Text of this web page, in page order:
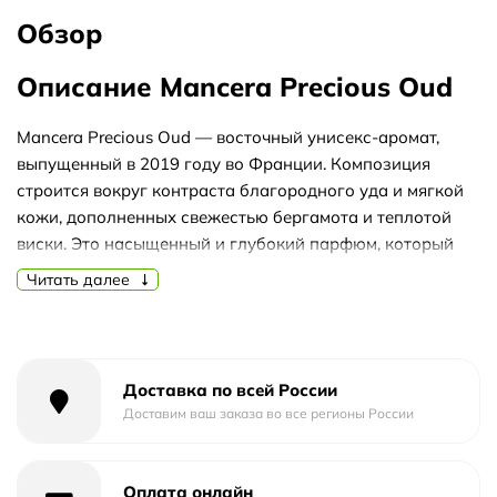
Обзор
Описание Mancera Precious Oud
Mancera Precious Oud — восточный унисекс-аромат,
выпущенный в 2019 году во Франции. Композиция
строится вокруг контраста благородного уда и мягкой
кожи, дополненных свежестью бергамота и теплотой
виски. Это насыщенный и глубокий парфюм, который
лучше всего раскрывается в прохладную погоду,
поэтому особенно уместен осенью и в вечернее время.
виски. В сердце распускаются роза, пачули, фиалка,
магнолия и неожиданный аккорд тирамису,
Читать далее
Доставка по всей России
Доставим ваш заказа во все регионы России
Оплата онлайн